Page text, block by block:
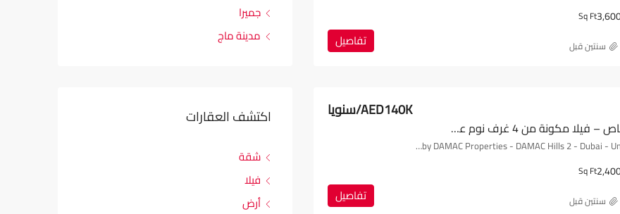
Sq Ft
تفاصيل ‏سنتين قبل
عش بأسلوبك الخاص – فيلا مكونة من 4 غرف نوم على أرض زاوية
AED140K/سنويا
AKOYA Oxygen by DAMAC Properties - DAMAC Hills 2 - Dubai - United Arab Emirates
Sq Ft
تفاصيل ‏سنتين قبل
جميرا
مدينة ماج
اكتشف العقارات
شقة
فيلا
أرض